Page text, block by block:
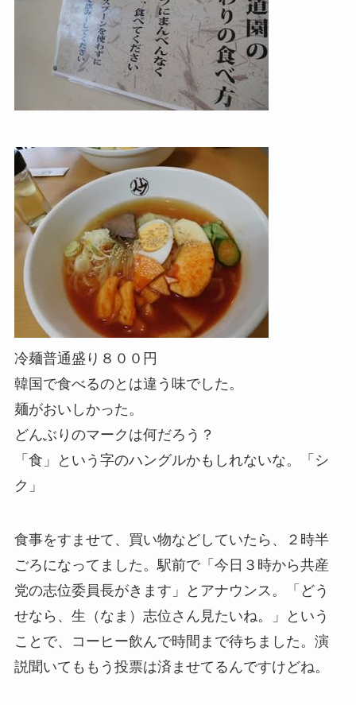
冷麺普通盛り８００円
韓国で食べるのとは違う味でした。
麺がおいしかった。
どんぶりのマークは何だろう？
「食」という字のハングルかもしれないな。「シ
ク」
食事をすませて、買い物などしていたら、２時半
ごろになってました。駅前で「今日３時から共産
党の志位委員長がきます」とアナウンス。「どう
せなら、生（なま）志位さん見たいね。」という
ことで、コーヒー飲んで時間まで待ちました。演
説聞いてももう投票は済ませてるんですけどね。